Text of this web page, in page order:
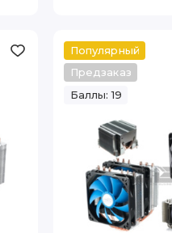
Популярный
Предзаказ
Баллы: 19